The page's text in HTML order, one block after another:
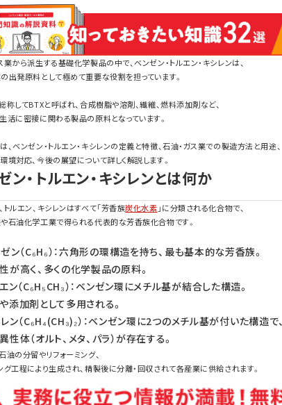
業から派生する基礎化学製品の中で、ベンゼン・トルエン・キシレンは、
出発原料として極めて重要な役割を担っています。
称してBTXと呼ばれ、合成樹脂や溶剤、繊維、燃料添加剤など、
活に密接に関わる製品の原料となっています。
、ベンゼン・トルエン・キシレンの定義と特徴、石油・ガス業での製造方法と用途、
境対応、今後の展望について詳しく解説します。
ン・トルエン・キシレンとは何か
トルエン、キシレンはすべて「芳香族炭化水素 」に分類される化合物で、
石油化学工業で得られる代表的な芳香族化合物です。
ン（C₆H₆）：六角形の環構造を持ち、最も基本的な芳香族。
が高く、多くの化学製品の原料。
ン（C₆H₅CH₃）：ベンゼン環にメチル基が結合した構造。
添加剤として多用される。
ン（C₆H₄(CH₃)₂）：ベンゼン環に2つのメチル基が付いた構造で、
体（オルト、メタ、パラ）が存在する。
油の分留やリフォーミング、
グ工程により生成され、精製後に分離・回収されて各産業に供給されます。